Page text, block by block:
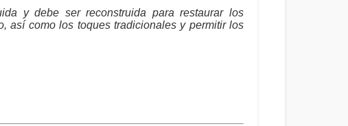
y debe ser reconstruida para restaurar los
así como los toques tradicionales y permitir los